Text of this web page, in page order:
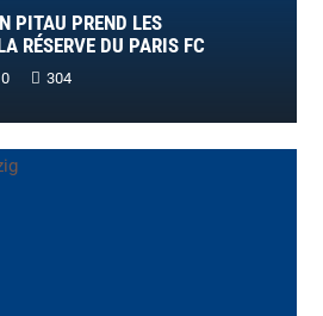
PITAU PREND LES
RÉSERVE DU PARIS FC
0 304